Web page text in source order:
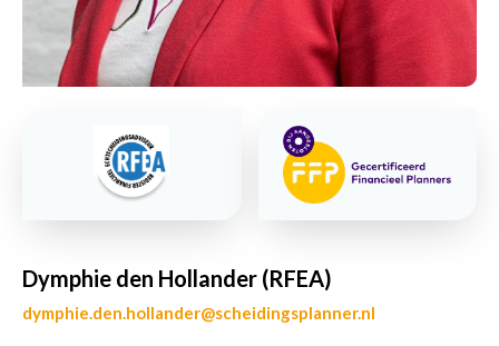
Dymphie den Hollander (RFEA)
dymphie.den.hollander@scheidingsplanner.nl